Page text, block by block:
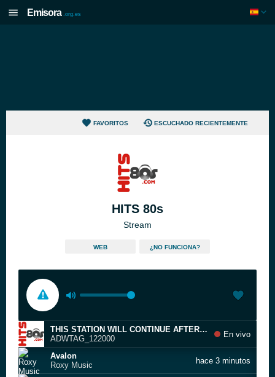
Emisora .org.es
FAVORITOS ESCUCHADO RECIENTEMENTE
HITS 80s
Stream
WEB ¿NO FUNCIONA?
THIS STATION WILL CONTINUE AFTER THIS BREAK
ADWTAG_122000
En vivo
Avalon
Roxy Music
hace 3 minutos